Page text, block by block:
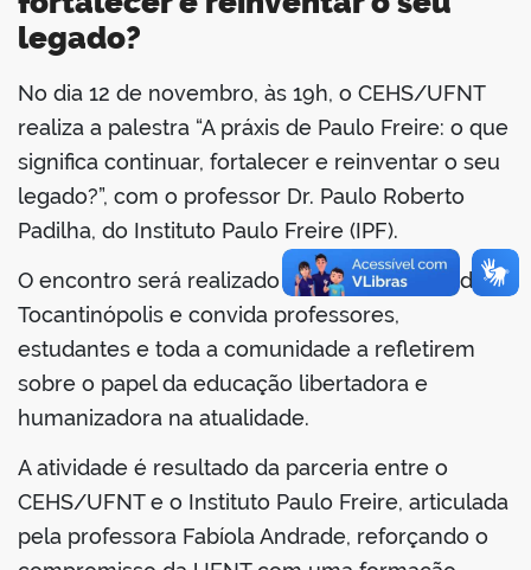
legado?
No dia 12 de novembro, às 19h, o CEHS/UFNT
realiza a palestra “A práxis de Paulo Freire: o que
significa continuar, fortalecer e reinventar o seu
legado?”, com o professor Dr. Paulo Roberto
Padilha, do Instituto Paulo Freire (IPF).
O encontro será realizado no Antigo Fórum de
Tocantinópolis e convida professores,
estudantes e toda a comunidade a refletirem
sobre o papel da educação libertadora e
humanizadora na atualidade.
A atividade é resultado da parceria entre o
CEHS/UFNT e o Instituto Paulo Freire, articulada
pela professora Fabíola Andrade, reforçando o